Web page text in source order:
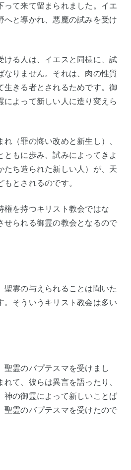
って来て留まられました。イエ
へと導かれ、悪魔の試みを受け
る人は、イエスと同様に、試
なりません。それは、肉の性質
生きる者とされるためです。御
によって新しい人に造り変えら
（罪の悔い改めと新生し）、
ともに歩み、試みによってきよ
たち造られた新しい人）が、天
とされるのです。
を持つキリスト教会ではな
せられる御霊の教会となるので
霊の与えられることは聞いた
。そういうキリスト教会は多い
霊のバプテスマを受けまし
て、彼らは異言を語ったり、
神の御霊によって新しいことば
聖霊のバプテスマを受けたので